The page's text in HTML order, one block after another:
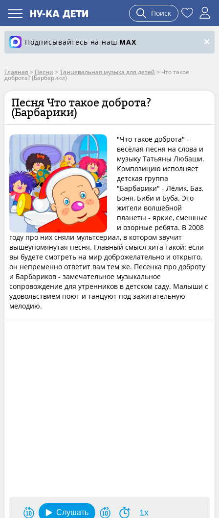
Поиск
Подписывайтесь на наш MAX
Главная > Песни > Танцевальная музыка для детей > Что такое
доброта? (Барбарики)
Песня Что такое доброта?
(Барбарики)
"Что такое доброта" -
весёлая песня на слова и
музыку Татьяны Любаши.
Композицию исполняет
детская группа
"Барбарики" - Лёлик, Баз,
Боня, Биби и Буба. Это
жители волшебной
планеты - яркие, смешные
и озорные ребята. В 2008
году про них сняли мультсериал, в котором звучит
вышеупомянутая песня. Главный смысл хита такой: если
вы будете смотреть на мир доброжелательно и открыто,
он непременно ответит вам тем же. Песенка про доброту
и Барбариков - замечательное музыкальное
сопровождение для утренников в детском саду. Малыши с
удовольствием поют и танцуют под зажигательную
мелодию.
Слушать 1x